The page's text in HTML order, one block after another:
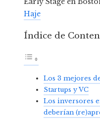
Haje
Índice de
Los 3 mejores
Startups y VC
Los inversores
deberían